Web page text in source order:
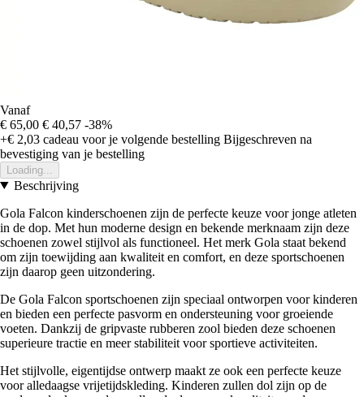
Vanaf
€ 65,00 € 40,57 -38%
+€ 2,03 cadeau voor je volgende bestelling Bijgeschreven na
bevestiging van je bestelling
Loading...
Beschrijving
Gola Falcon kinderschoenen zijn de perfecte keuze voor jonge atleten
in de dop. Met hun moderne design en bekende merknaam zijn deze
schoenen zowel stijlvol als functioneel. Het merk Gola staat bekend
om zijn toewijding aan kwaliteit en comfort, en deze sportschoenen
zijn daarop geen uitzondering.
De Gola Falcon sportschoenen zijn speciaal ontworpen voor kinderen
en bieden een perfecte pasvorm en ondersteuning voor groeiende
voeten. Dankzij de gripvaste rubberen zool bieden deze schoenen
superieure tractie en meer stabiliteit voor sportieve activiteiten.
Het stijlvolle, eigentijdse ontwerp maakt ze ook een perfecte keuze
voor alledaagse vrijetijdskleding. Kinderen zullen dol zijn op de